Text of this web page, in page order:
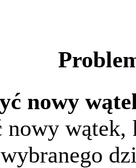
nowy